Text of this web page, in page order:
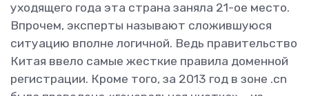
уходящего года эта страна заняла 21-ое место.
Впрочем, эксперты называют сложившуюся
ситуацию вполне логичной. Ведь правительство
Китая ввело самые жесткие правила доменной
регистрации. Кроме того, за 2013 год в зоне .cn